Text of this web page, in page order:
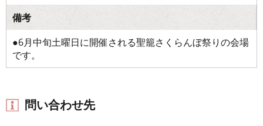
備考
●6月中旬土曜日に開催される聖籠さくらんぼ祭りの会場
です。
問い合わせ先